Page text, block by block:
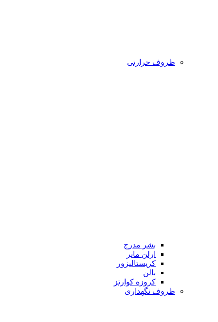
ظروف حرارتی
بشر مدرج
ارلن مایر
کریستالیزور
بالن
کروزه کوارتز
ظروف نگهداری